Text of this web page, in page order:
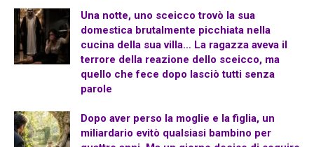
Una notte, uno sceicco trovò la sua
domestica brutalmente picchiata nella
cucina della sua villa… La ragazza aveva il
terrore della reazione dello sceicco, ma
quello che fece dopo lasciò tutti senza
parole
Dopo aver perso la moglie e la figlia, un
miliardario evitò qualsiasi bambino per